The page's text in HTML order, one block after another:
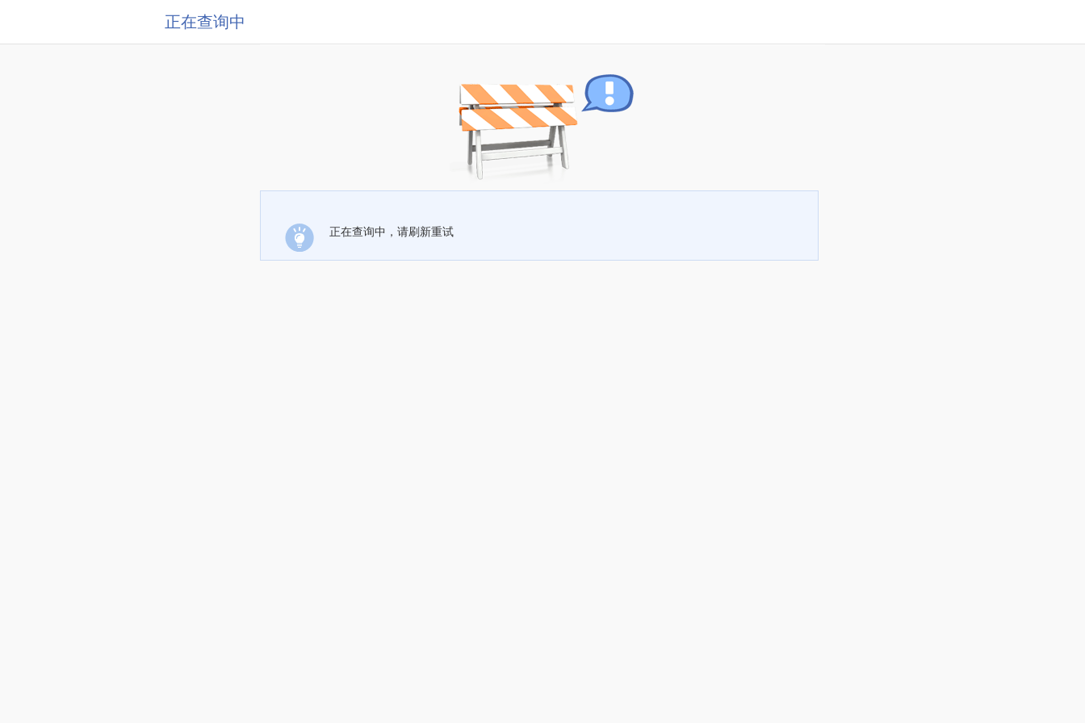
正在查询中
正在查询中，请刷新重试